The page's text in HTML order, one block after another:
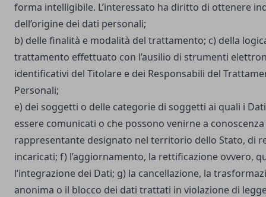
forma intelligibile. L’interessato ha diritto di ottenere
dell’origine dei dati personali;
b) delle finalità e modalità del trattamento; c) della
trattamento effettuato con l’ausilio di strumenti
identificativi del Titolare e dei Responsabili del
Personali;
e) dei soggetti o delle categorie di soggetti ai quali i
essere comunicati o che possono venirne a
rappresentante designato nel territorio dello Stato, di
incaricati; f) l’aggiornamento, la rettificazione ovvero,
l’integrazione dei Dati; g) la cancellazione, la
anonima o il blocco dei dati trattati in violazione di